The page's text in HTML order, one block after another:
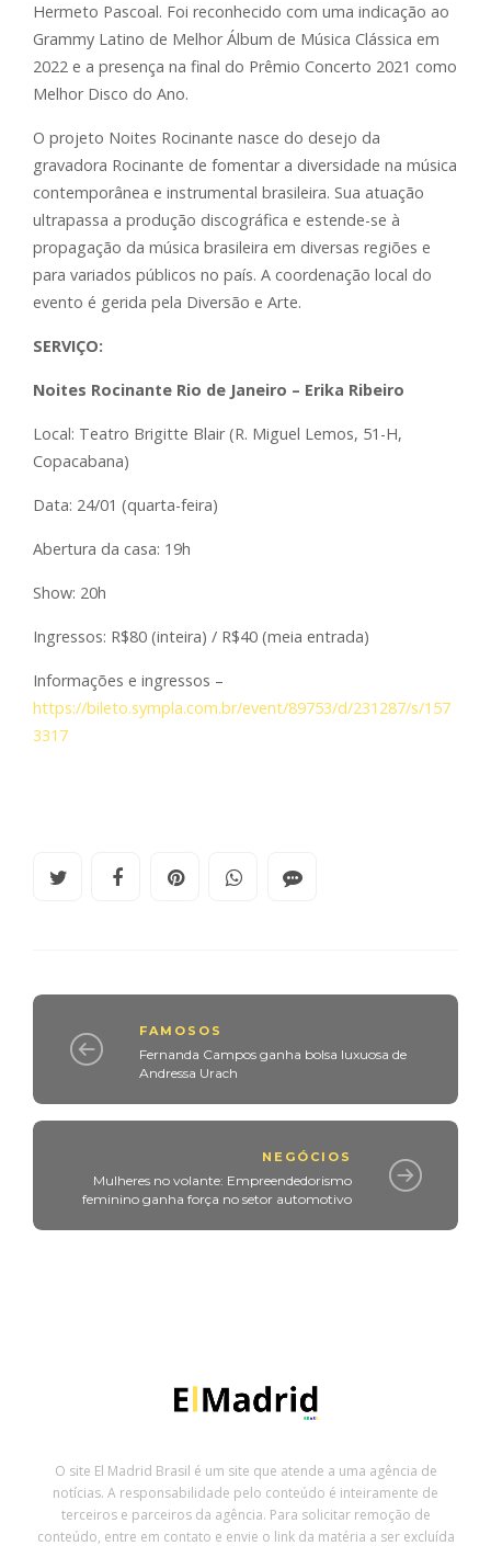
Hermeto Pascoal. Foi reconhecido com uma indicação ao
Grammy Latino de Melhor Álbum de Música Clássica em
2022 e a presença na final do Prêmio Concerto 2021 como
Melhor Disco do Ano.
O projeto Noites Rocinante nasce do desejo da
gravadora Rocinante de fomentar a diversidade na música
contemporânea e instrumental brasileira. Sua atuação
ultrapassa a produção discográfica e estende-se à
propagação da música brasileira em diversas regiões e
para variados públicos no país. A coordenação local do
evento é gerida pela Diversão e Arte.
SERVIÇO:
Noites Rocinante Rio de Janeiro – Erika Ribeiro
Local: Teatro Brigitte Blair (R. Miguel Lemos, 51-H,
Copacabana)
Data: 24/01 (quarta-feira)
Abertura da casa: 19h
Show: 20h
Ingressos: R$80 (inteira) / R$40 (meia entrada)
Informações e ingressos –
https://bileto.sympla.com.br/event/89753/d/231287/s/157
3317
FAMOSOS
Fernanda Campos ganha bolsa luxuosa de
Andressa Urach
NEGÓCIOS
Mulheres no volante: Empreendedorismo
feminino ganha força no setor automotivo
O site El Madrid Brasil é um site que atende a uma agência de
notícias. A responsabilidade pelo conteúdo é inteiramente de
terceiros e parceiros da agência. Para solicitar remoção de
conteúdo, entre em contato e envie o link da matéria a ser excluída